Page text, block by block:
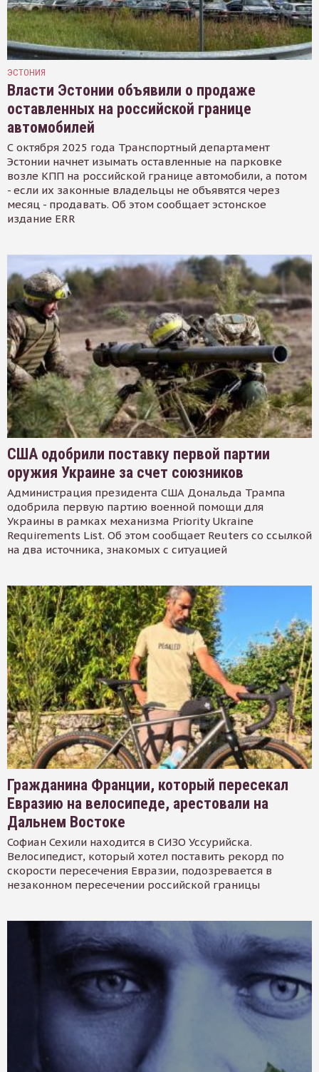
ЭСТОНИЯ
Власти Эстонии объявили о продаже
оставленных на российской границе
автомобилей
С октября 2025 года Транспортный департамент
Эстонии начнет изымать оставленные на парковке
возле КПП на российской границе автомобили, а потом
- если их законные владельцы не объявятся через
месяц - продавать. Об этом сообщает эстонское
издание ERR
США одобрили поставку первой партии
оружия Украине за счет союзников
Администрация президента США Дональда Трампа
одобрила первую партию военной помощи для
Украины в рамках механизма Priority Ukraine
Requirements List. Об этом сообщает Reuters со ссылкой
на два источника, знакомых с ситуацией
Гражданина Франции, который пересекал
Евразию на велосипеде, арестовали на
Дальнем Востоке
Софиан Сехили находится в СИЗО Уссурийска.
Велосипедист, который хотел поставить рекорд по
скорости пересечения Евразии, подозревается в
незаконном пересечении российской границы